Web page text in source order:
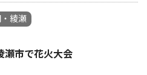
綾瀬
瀬市で花火大会